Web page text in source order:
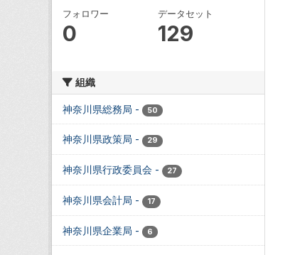
フォロワー
0
データセット
129
組織
神奈川県総務局 - 50
神奈川県政策局 - 29
神奈川県行政委員会 - 27
神奈川県会計局 - 17
神奈川県企業局 - 6